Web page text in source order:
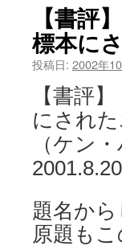
【書評
標本に
投稿日: 2002年
【書評
にされた
（ケン
題名か
原題も